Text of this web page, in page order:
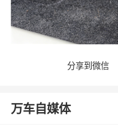
分享到微信
万车自媒体